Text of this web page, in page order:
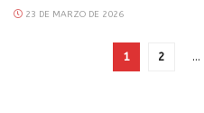
23 DE MARZO DE 2026
1 2 …